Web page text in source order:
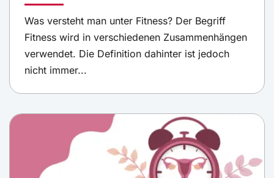
Was versteht man unter Fitness? Der Begriff
Fitness wird in verschiedenen Zusammenhängen
verwendet. Die Definition dahinter ist jedoch
nicht immer...